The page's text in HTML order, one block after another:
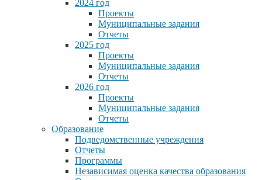
2024 год
Проекты
Муниципальные задания
Отчеты
2025 год
Проекты
Муниципальные задания
Отчеты
2026 год
Проекты
Муниципальные задания
Отчеты
Образование
Подведомственные учреждения
Отчеты
Программы
Независимая оценка качества образования